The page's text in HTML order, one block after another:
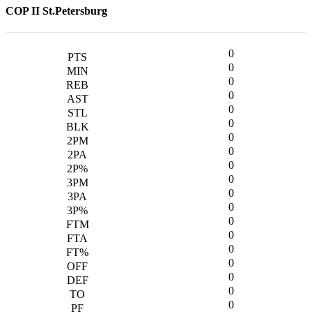
COP II St.Petersburg
0
0
0
0
0
0
0
0
0
0
0
0
0
0
0
0
0
0
0